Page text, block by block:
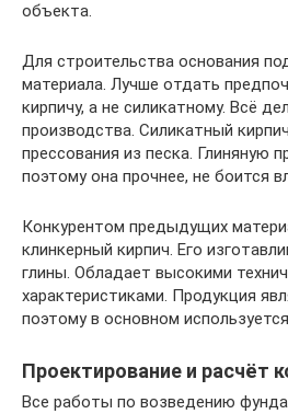
объекта.
Для строительства основания
материала. Лучше отдать
кирпичу, а не силикатному. Всё
производства. Силикатный
прессования из песка. Глиняную
поэтому она прочнее, не боится
Конкурентом предыдущих
клинкерный кирпич. Его
глины. Обладает высокими
характеристиками. Продукция
поэтому в основном
Проектирование и расчёт
Все работы по возведению